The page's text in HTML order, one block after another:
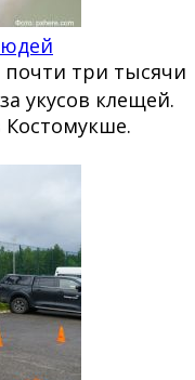
три тысячи
укусов клещей.
Костомукше.